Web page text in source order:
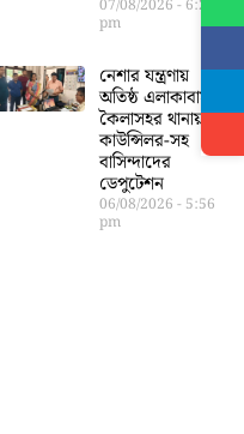
07/08/2026 6:23
pm
নেশার যন্ত্রণায়
অতিষ্ঠ এলাকাবাসী,
কৈলাসহর থানায়
কাউন্সিলর-সহ
বাসিন্দাদের
ডেপুটেশন
06/08/2026 5:56
pm